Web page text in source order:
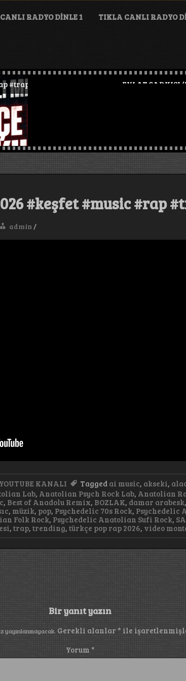
RADYO DİNLE 1 TIKLA CANLI RADYO
#müzik EVLAT ŞARKISI (HER
#keşfet #music #rap
admin /
KANALI Tagged ai music, akseki,
Lab, Anatolian Psych Rock Lab, Anatolian
, Best of Anadolu Remix, BOZLAK, damar arabesk,
, müzik, pop, Psychedelic 70s Rock, Psychedelic
Folk Rock, Psychedelic Anatolian Sufi Rock,
, trap, trending, türkçe pop rap 2026, video
Bir yanıt yazın
yayınlanmayacak. Gerekli alanlar * ile
Yorum *